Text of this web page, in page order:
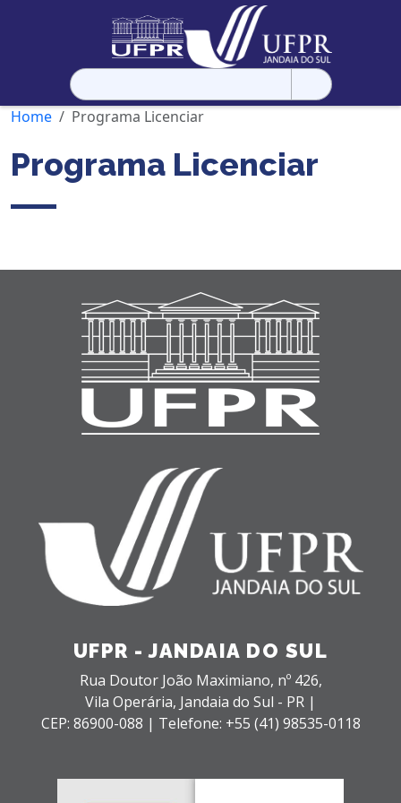
Pesquisar
por:
Home
Programa Licenciar
Programa Licenciar
UFPR - JANDAIA DO SUL
Rua Doutor João Maximiano, nº 426,
Vila Operária, Jandaia do Sul - PR |
CEP: 86900-088 | Telefone: +55 (41) 98535-0118